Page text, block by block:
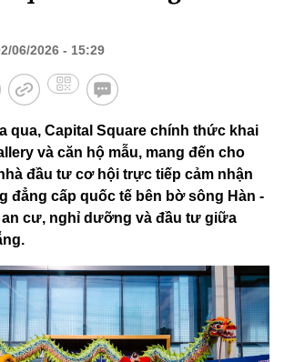
06/2026 - 15:29
qua, Capital Square chính thức khai
và căn hộ mẫu, mang đến cho
đầu tư cơ hội trực tiếp cảm nhận
đẳng cấp quốc tế bên bờ sông Hàn -
cư, nghỉ dưỡng và đầu tư giữa